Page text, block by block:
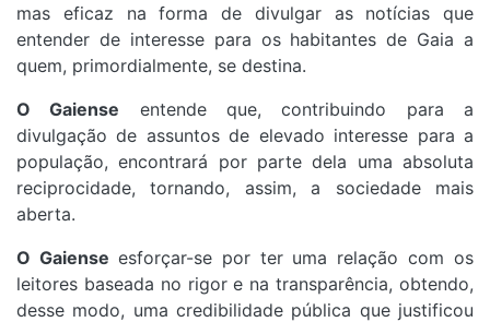
mas eficaz na forma de divulgar as notícias que
entender de interesse para os habitantes de Gaia a
quem, primordialmente, se destina.
O Gaiense entende que, contribuindo para a
divulgação de assuntos de elevado interesse para a
população, encontrará por parte dela uma absoluta
reciprocidade, tornando, assim, a sociedade mais
aberta.
O Gaiense esforçar-se por ter uma relação com os
leitores baseada no rigor e na transparência, obtendo,
desse modo, uma credibilidade pública que justificou